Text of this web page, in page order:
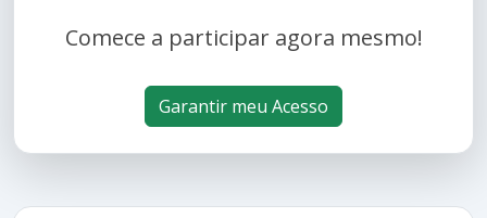
Comece a participar agora mesmo!
Garantir meu Acesso